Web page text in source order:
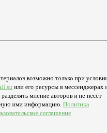
возможно только при
или его ресурсы в мессенджерах
мнение авторов и не несёт
ими информацию.Политика
соглашение